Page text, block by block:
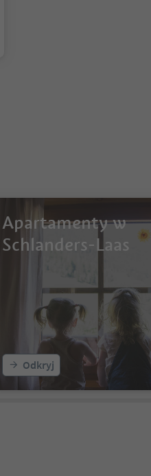
Apartamenty w
Schlanders-Laas
Odkryj